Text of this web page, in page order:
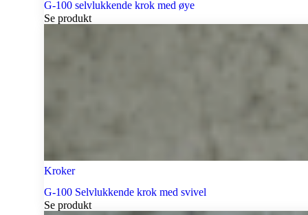
G-100 selvlukkende krok med øye
Se produkt
Kroker
G-100 Selvlukkende krok med svivel
Se produkt